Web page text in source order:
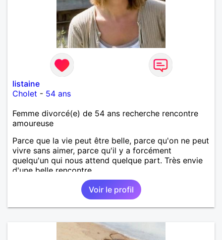
listaine
Cholet - 54 ans
Femme divorcé(e) de 54 ans recherche rencontre
amoureuse
Parce que la vie peut être belle, parce qu'on ne peut
vivre sans aimer, parce qu'il y a forcément
quelqu'un qui nous attend quelque part. Très envie
d'une belle rencontre.
Voir le profil